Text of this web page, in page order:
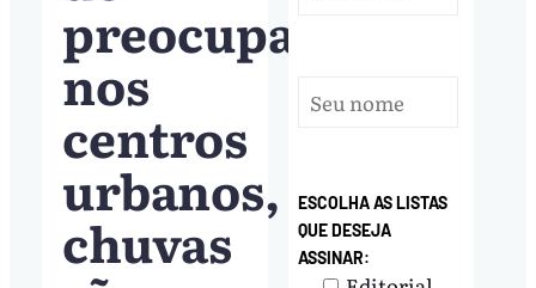
preocupação
nos
centros
urbanos,
chuvas
ESCOLHA AS LISTAS
QUE DESEJA
ASSINAR: